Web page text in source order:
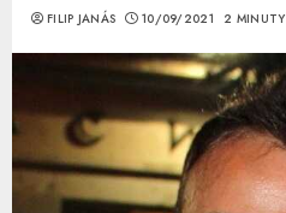
FILIP JANÁS 10/09/2021 2 MINUTY